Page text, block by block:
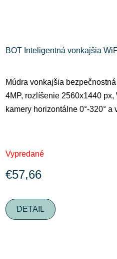
BOT Inteligentná vonkajšia
Múdra vonkajšia
4MP, rozlíšenie 2560x1440
kamery horizontálne 0°-320° a
Vypredané
€57,66
DETAIL